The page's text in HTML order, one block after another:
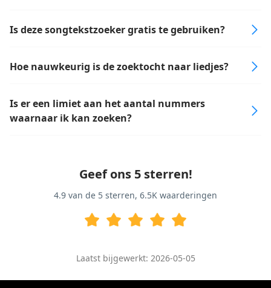
Is deze songtekstzoeker gratis te gebruiken?
Hoe nauwkeurig is de zoektocht naar liedjes?
Is er een limiet aan het aantal nummers
waarnaar ik kan zoeken?
Geef ons 5 sterren!
4.9 van de 5 sterren, 6.5K waarderingen
Laatst bijgewerkt: 2026-05-05